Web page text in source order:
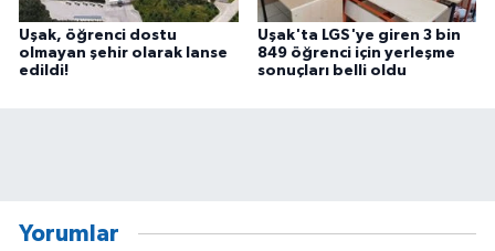
Uşak, öğrenci dostu
olmayan şehir olarak lanse
edildi!
Uşak'ta LGS'ye giren 3 bin
849 öğrenci için yerleşme
sonuçları belli oldu
Yorumlar